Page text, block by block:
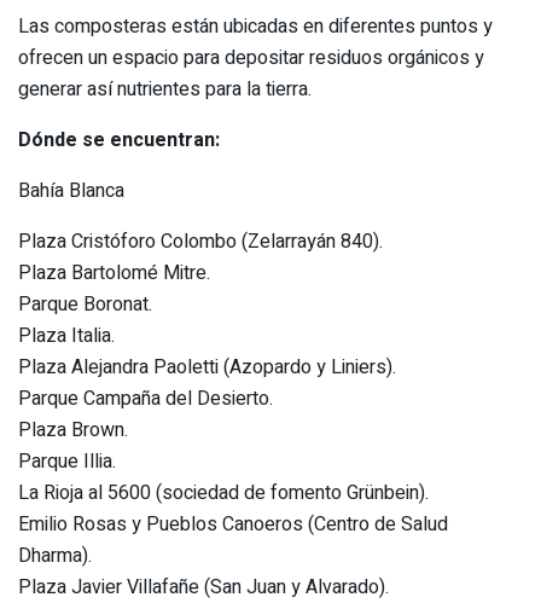
Las composteras están ubicadas en diferentes puntos y
ofrecen un espacio para depositar residuos orgánicos y
generar así nutrientes para la tierra.
Dónde se encuentran:
Bahía Blanca
Plaza Cristóforo Colombo (Zelarrayán 840).
Plaza Bartolomé Mitre.
Parque Boronat.
Plaza Italia.
Plaza Alejandra Paoletti (Azopardo y Liniers).
Parque Campaña del Desierto.
Plaza Brown.
Parque Illia.
La Rioja al 5600 (sociedad de fomento Grünbein).
Emilio Rosas y Pueblos Canoeros (Centro de Salud
Dharma).
Plaza Javier Villafañe (San Juan y Alvarado).